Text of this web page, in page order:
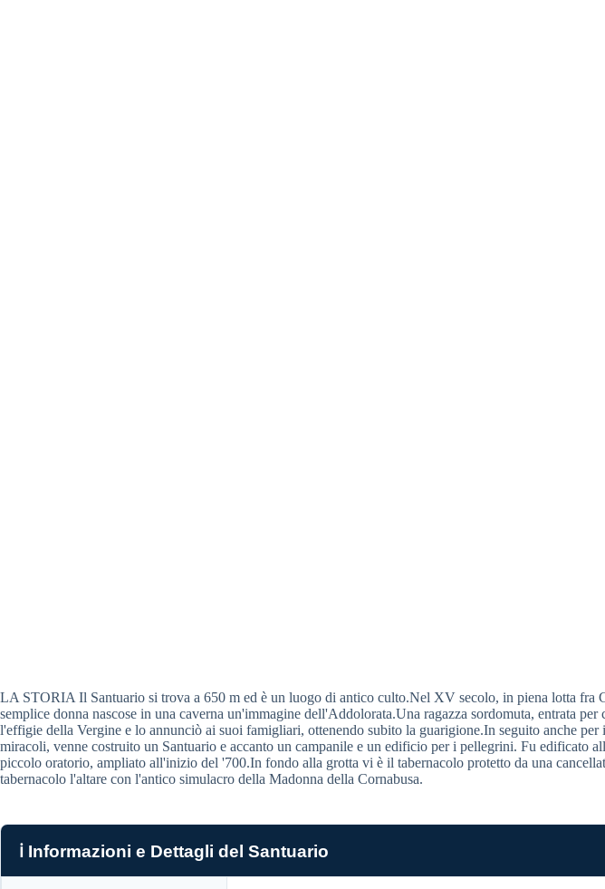
LA STORIA Il Santuario si trova a 650 m ed è un luogo di antico culto.Nel XV secolo, in piena lotta fra
semplice donna nascose in una caverna un'immagine dell'Addolorata.Una ragazza sordomuta, entrata
l'effigie della Vergine e lo annunciò ai suoi famigliari, ottenendo subito la guarigione.In seguito anche
miracoli, venne costruito un Santuario e accanto un campanile e un edificio per i pellegrini. Fu edificato
piccolo oratorio, ampliato all'inizio del '700.In fondo alla grotta vi è il tabernacolo protetto da una
tabernacolo l'altare con l'antico simulacro della Madonna della Cornabusa.
ℹ️ Informazioni e Dettagli del Santuario